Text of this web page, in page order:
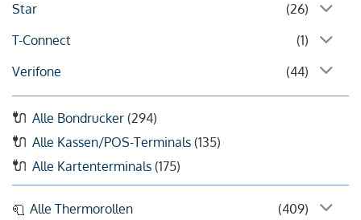
Star
(26)
T-Connect
(1)
Verifone
(44)
Alle Bondrucker (294)
Alle Kassen/POS-Terminals (135)
Alle Kartenterminals (175)
Alle Thermorollen
(409)